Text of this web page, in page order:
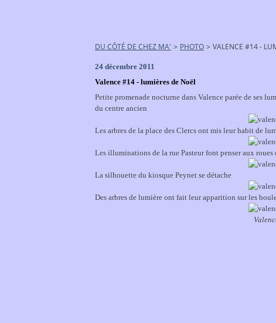
DU CÔTÉ DE CHEZ MA' > PHOTO > VALENCE #14 -
24 décembre 2011
Valence #14 - lumières de Noël
Petite promenade nocturne dans Valence parée de ses
du centre ancien
Les arbres de la place des Clercs ont mis leur habit de
Les illuminations de la rue Pasteur font penser aux roues
La silhouette du kiosque Peynet se détache
Des arbres de lumière ont fait leur apparition sur les